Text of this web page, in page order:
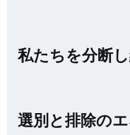
私たちを分断
選別と排除の